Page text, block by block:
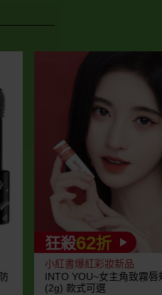
狂殺62折
小紅書爆紅彩妝新品
INTO YOU~女主角致霧唇
(2g) 款式可選